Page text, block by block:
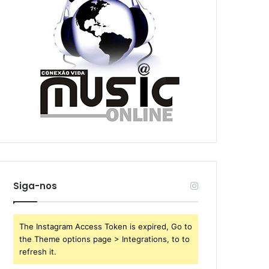
Siga-nos
The Instagram Access Token is expired, Go to
the Theme options page > Integrations, to to
refresh it.